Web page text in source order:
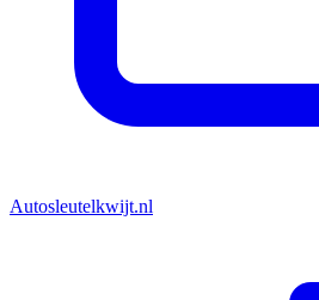
Autosleutelkwijt.nl